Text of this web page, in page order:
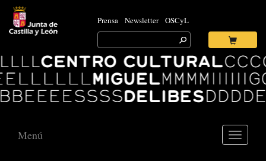
Prensa Newsletter OSCyL
Search
for:
Ok
Centro
Cultural
Miguel
Delibes
Toggle
Menú